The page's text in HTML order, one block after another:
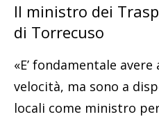
Il ministro dei
di Torrecuso
«E’ fondamentale
velocità, ma sono a
locali come ministro